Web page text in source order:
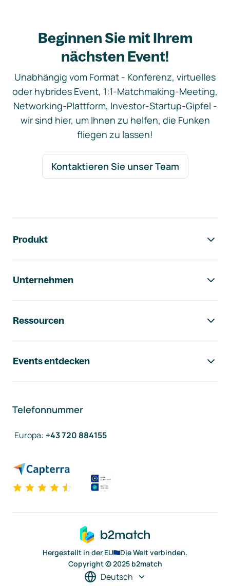
Beginnen Sie mit Ihrem
nächsten Event!
Unabhängig vom Format - Konferenz, virtuelles
oder hybrides Event, 1:1-Matchmaking-Meeting,
Networking-Plattform, Investor-Startup-Gipfel -
wir sind hier, um Ihnen zu helfen, die Funken
fliegen zu lassen!
Kontaktieren Sie unser Team
Produkt
Unternehmen
Ressourcen
Events entdecken
Telefonnummer
Europa: +43 720 884155
Hergestellt in der EU
Die Welt verbinden.
Copyright © 2025 b2match
Deutsch